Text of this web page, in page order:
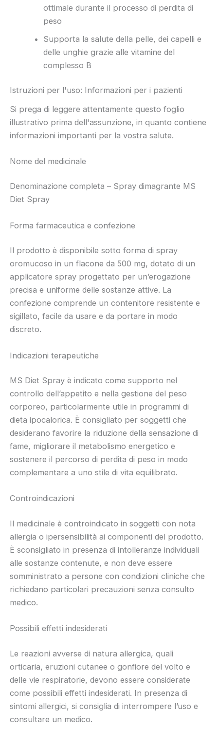
ottimale durante il processo di perdita di
peso
Supporta la salute della pelle, dei capelli e
delle unghie grazie alle vitamine del
complesso B
Istruzioni per l'uso: Informazioni per i pazienti
Si prega di leggere attentamente questo foglio
illustrativo prima dell'assunzione, in quanto contiene
informazioni importanti per la vostra salute.
Nome del medicinale
Denominazione completa – Spray dimagrante MS
Diet Spray
Forma farmaceutica e confezione
Il prodotto è disponibile sotto forma di spray
oromucoso in un flacone da 500 mg, dotato di un
applicatore spray progettato per un’erogazione
precisa e uniforme delle sostanze attive. La
confezione comprende un contenitore resistente e
sigillato, facile da usare e da portare in modo
discreto.
Indicazioni terapeutiche
MS Diet Spray è indicato come supporto nel
controllo dell’appetito e nella gestione del peso
corporeo, particolarmente utile in programmi di
dieta ipocalorica. È consigliato per soggetti che
desiderano favorire la riduzione della sensazione di
fame, migliorare il metabolismo energetico e
sostenere il percorso di perdita di peso in modo
complementare a uno stile di vita equilibrato.
Controindicazioni
Il medicinale è controindicato in soggetti con nota
allergia o ipersensibilità ai componenti del prodotto.
È sconsigliato in presenza di intolleranze individuali
alle sostanze contenute, e non deve essere
somministrato a persone con condizioni cliniche che
richiedano particolari precauzioni senza consulto
medico.
Possibili effetti indesiderati
Le reazioni avverse di natura allergica, quali
orticaria, eruzioni cutanee o gonfiore del volto e
delle vie respiratorie, devono essere considerate
come possibili effetti indesiderati. In presenza di
sintomi allergici, si consiglia di interrompere l’uso e
consultare un medico.